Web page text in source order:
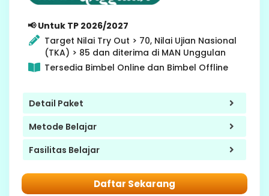
📢 Untuk TP 2026/2027
Target Nilai Try Out > 70, Nilai Ujian Nasional
(TKA) > 85 dan diterima di MAN Unggulan
Tersedia Bimbel Online dan Bimbel Offline
Detail Paket
Metode Belajar
Fasilitas Belajar
Daftar Sekarang